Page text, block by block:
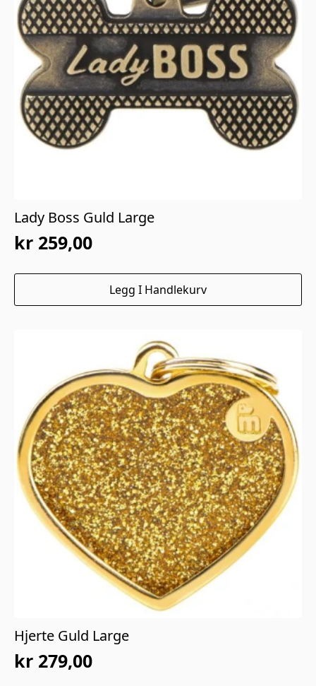
Lady Boss Guld Large
kr 259,00
Legg I Handlekurv
Hjerte Guld Large
kr 279,00